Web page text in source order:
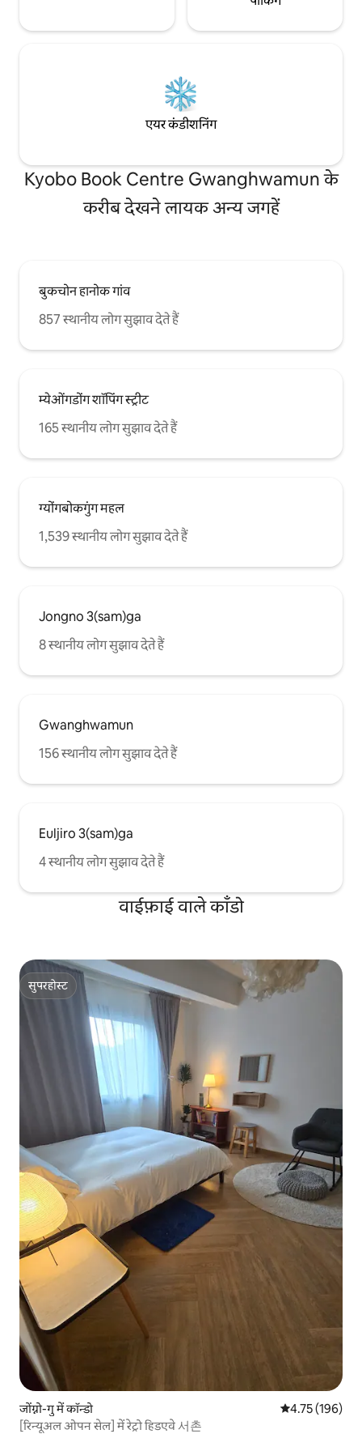
एयर कंडीशनिंग
Kyobo Book Centre Gwanghwamun के
करीब देखने लायक अन्य जगहें
बुकचोन हानोक गांव
857 स्थानीय लोग सुझाव देते हैं
म्येओंगडोंग शॉपिंग स्ट्रीट
165 स्थानीय लोग सुझाव देते हैं
ग्योंगबोकगुंग महल
1,539 स्थानीय लोग सुझाव देते हैं
Jongno 3(sam)ga
8 स्थानीय लोग सुझाव देते हैं
Gwanghwamun
156 स्थानीय लोग सुझाव देते हैं
Euljiro 3(sam)ga
4 स्थानीय लोग सुझाव देते हैं
वाईफ़ाई वाले काँडो
सुपरहोस्ट
सुपरहोस्ट
जोंग्नो-गु में कॉन्डो औसत रेटिंग 5 में से
4.75 (196)
[रिन्यूअल ओपन सेल] में रेट्रो हिडएवे 서촌